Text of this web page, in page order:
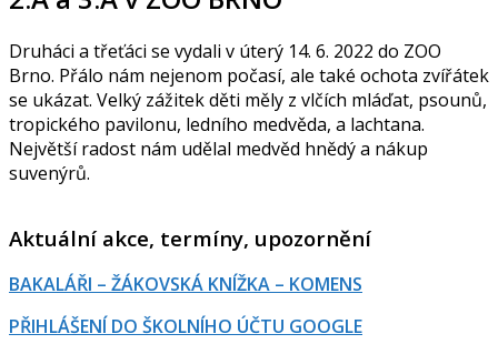
Druháci a třeťáci se vydali v úterý 14. 6. 2022 do ZOO
Brno. Přálo nám nejenom počasí, ale také ochota zvířátek
se ukázat. Velký zážitek děti měly z vlčích mláďat, psounů,
tropického pavilonu, ledního medvěda, a lachtana.
Největší radost nám udělal medvěd hnědý a nákup
suvenýrů.
Aktuální akce, termíny, upozornění
BAKALÁŘI – ŽÁKOVSKÁ KNÍŽKA – KOMENS
PŘIHLÁŠENÍ DO ŠKOLNÍHO ÚČTU GOOGLE